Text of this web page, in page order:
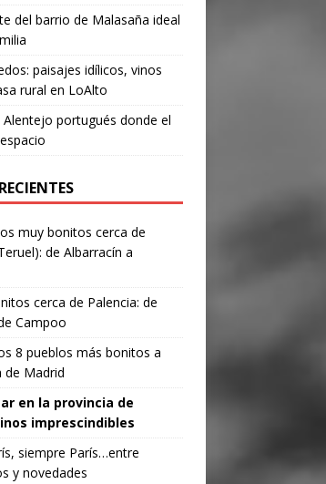
del barrio de Malasaña ideal
paisajes idílicos, vinos
rural en LoAlto
Alentejo portugués donde el
muy bonitos cerca de
de Albarracín a
cerca de Palencia: de
Campoo
8 pueblos más bonitos a
de Madrid
en la provincia de
imprescindibles
siempre París…entre
y novedades